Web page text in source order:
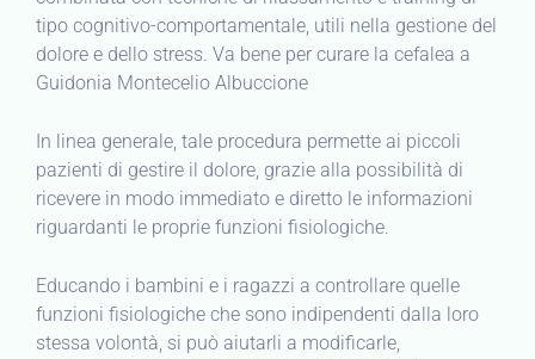
tipo cognitivo-comportamentale, utili nella gestione del
dolore e dello stress. Va bene per curare la cefalea a
Guidonia Montecelio Albuccione
In linea generale, tale procedura permette ai piccoli
pazienti di gestire il dolore, grazie alla possibilità di
ricevere in modo immediato e diretto le informazioni
riguardanti le proprie funzioni fisiologiche.
Educando i bambini e i ragazzi a controllare quelle
funzioni fisiologiche che sono indipendenti dalla loro
stessa volontà, si può aiutarli a modificarle,